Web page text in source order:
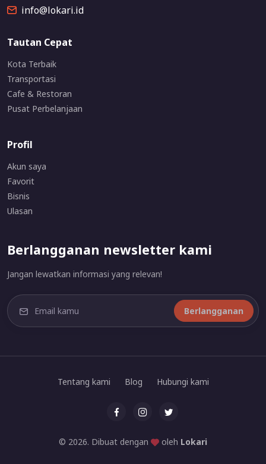
info@lokari.id
Tautan Cepat
Kota Terbaik
Transportasi
Cafe & Restoran
Pusat Perbelanjaan
Profil
Akun saya
Favorit
Bisnis
Ulasan
Berlangganan newsletter kami
Jangan lewatkan informasi yang relevan!
Berlangganan
© 2026. Dibuat dengan oleh Lokari
Tentang kami Blog Hubungi kami